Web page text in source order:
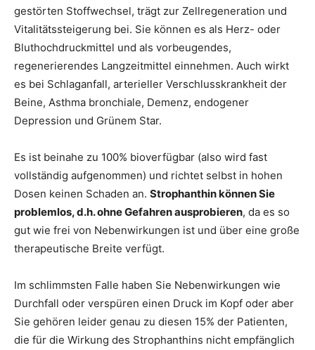
gestörten Stoffwechsel, trägt zur Zellregeneration und
Vitalitätssteigerung bei. Sie können es als Herz- oder
Bluthochdruckmittel und als vorbeugendes,
regenerierendes Langzeitmittel einnehmen. Auch wirkt
es bei Schlaganfall, arterieller Verschlusskrankheit der
Beine, Asthma bronchiale, Demenz, endogener
Depression und Grünem Star.
Es ist beinahe zu 100% bioverfügbar (also wird fast
vollständig aufgenommen) und richtet selbst in hohen
Dosen keinen Schaden an. Strophanthin können Sie
problemlos, d.h. ohne Gefahren ausprobieren, da es so
gut wie frei von Nebenwirkungen ist und über eine große
therapeutische Breite verfügt.
Im schlimmsten Falle haben Sie Nebenwirkungen wie
Durchfall oder verspüren einen Druck im Kopf oder aber
Sie gehören leider genau zu diesen 15% der Patienten,
die für die Wirkung des Strophanthins nicht empfänglich